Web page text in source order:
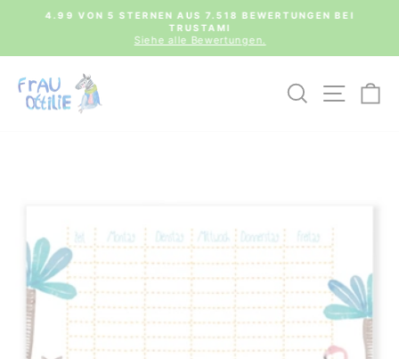
Pause
Diashow
4.99 VON 5 STERNEN AUS 7.518 BEWERTUNGEN BEI
TRUSTAMI
Siehe alle Bewertungen.
SUCHE